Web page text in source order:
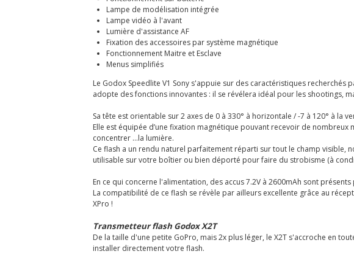
Lampe de modélisation intégrée
Lampe vidéo à l'avant
Lumière d'assistance AF
Fixation des accessoires par système magnétique
Fonctionnement Maitre et Esclave
Menus simplifiés
Le Godox Speedlite V1 Sony s'appuie sur des caractéristiques recherchés
adopte des fonctions innovantes : il se révélera idéal pour les shootings,
Sa tête est orientable sur 2 axes de 0 à 330° à horizontale / -7 à 120° à la
Elle est équipée d’une fixation magnétique pouvant recevoir de nombreux
concentrer …la lumière.
Ce flash a un rendu naturel parfaitement réparti sur tout le champ visible,
utilisable sur votre boîtier ou bien déporté pour faire du strobisme (à
En ce qui concerne l'alimentation, des accus 7.2V à 2600mAh sont
La compatibilité de ce flash se révèle par ailleurs excellente grâce au
XPro !
Transmetteur flash Godox X2T
De la taille d'une petite GoPro, mais 2x plus léger, le X2T s'accroche en
installer directement votre flash.